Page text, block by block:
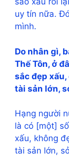
uy tín nữa.
mình.
Do nhân gì,
Thế Tôn, ở
sắc đẹp
tài sản lớn,
Hạng người
là có [một]
xấu, không
tài sản lớn,